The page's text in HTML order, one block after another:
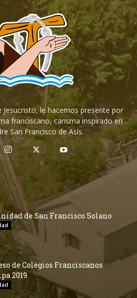
le hacemos presente por
franciscano, carisma inspirado en
San Francisco de Asís.
de San Francisco Solano
de Colegios Franciscanos
2019